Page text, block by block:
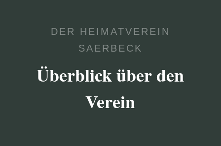
DER HEIMATVEREIN
SAERBECK
Überblick über den
Verein